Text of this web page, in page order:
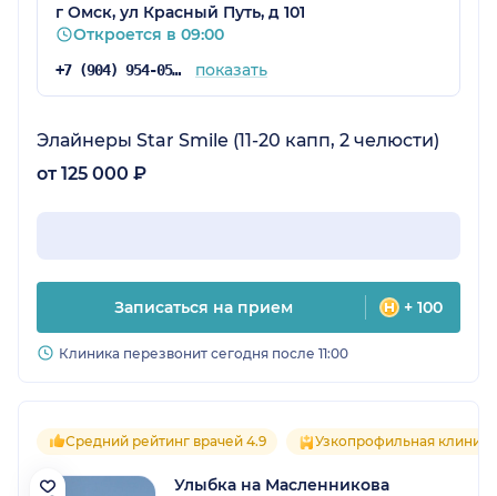
г Омск, ул Красный Путь, д 101
Откроется в 09:00
+7 (904) 954-05-70 показать
Элайнеры Star Smile (11-20 капп, 2 челюсти)
от 125 000 ₽
Записаться на прием + 100
Клиника перезвонит сегодня после 11:00
Средний рейтинг врачей 4.9 Узкопрофильная клиника
Улыбка на Масленникова